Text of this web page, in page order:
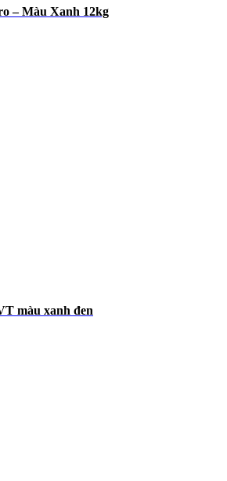
Gas Saigon Petro – Màu Xanh 12kg
màu xanh đen